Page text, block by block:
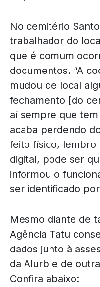
No cemitério
trabalhador do
que é comum
documentos. “A
mudou de local
fechamento [do
aí sempre que
acaba perdendo
feito físico, lembro
digital, pode ser
informou o
ser identificado
Mesmo diante de
Agência Tatu
dados junto à
da Alurb e de
Confira abaixo: